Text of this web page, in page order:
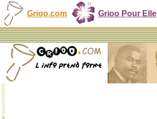
Grioo.com Grioo Pour Elle